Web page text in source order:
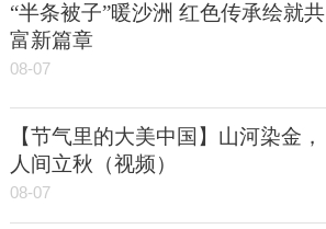
“半条被子”暖沙洲 红色传承绘就共
富新篇章
08-07
【节气里的大美中国】山河染金，
人间立秋（视频）
08-07